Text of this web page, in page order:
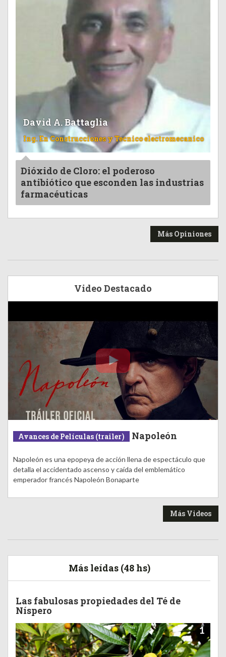
David A. Battaglia
Ing. En Construcciones y Tecnico electromecanico
Dióxido de Cloro: el poderoso
antibiótico que esconden las industrias
farmacéuticas
Más Opiniones
Video Destacado
Avances de Películas (trailer) Napoleón
Napoleón es una epopeya de acción llena de espectáculo que
detalla el accidentado ascenso y caída del emblemático
emperador francés Napoleón Bonaparte
Más Videos
Más leídas (48 hs)
Las fabulosas propiedades del Té de
Níspero
1